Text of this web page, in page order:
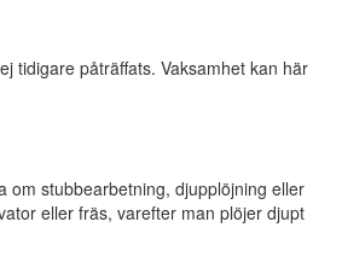
tidigare påträffats. Vaksamhet kan här
om stubbearbetning, djupplöjning eller
eller fräs, varefter man plöjer djupt